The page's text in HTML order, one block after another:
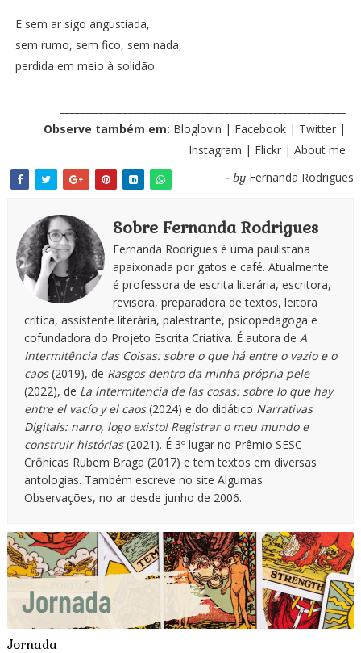
E sem ar sigo angustiada,
sem rumo, sem fico, sem nada,
perdida em meio à solidão.
Observe também em: Bloglovin | Facebook | Twitter |
Instagram | Flickr |About me
- by Fernanda Rodrigues
Sobre Fernanda Rodrigues
Fernanda Rodrigues é uma paulistana
apaixonada por gatos e café. Atualmente
é professora de escrita literária, escritora,
revisora, preparadora de textos, leitora
crítica, assistente literária, palestrante, psicopedagoga e
cofundadora do Projeto Escrita Criativa. É autora de A
Intermitência das Coisas: sobre o que há entre o vazio e o
caos(2019), de Rasgos dentro da minha própria pele
(2022), de La intermitencia de las cosas: sobre lo que hay
entre el vacío y el caos(2024) e do didático Narrativas
Digitais: narro, logo existo! Registrar o meu mundo e
construir histórias(2021). É 3º lugar no Prêmio SESC
Crônicas Rubem Braga (2017) e tem textos em diversas
antologias. Também escreve no site Algumas
Observações, no ar desde junho de 2006.
Jornada